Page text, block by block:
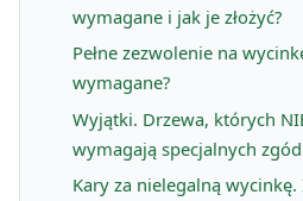
wymagane i jak je złożyć?
Pełne zezwolenie na
wymagane?
Wyjątki. Drzewa, których
wymagają specjalnych zgód
Kary za nielegalną